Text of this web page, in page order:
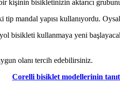
kişinin bisikletinizin aktarıcı
tip mandal yapısı kullanıyordu.
yol bisikleti kullanmaya yeni
olanı tercih edebilirsiniz.
Corelli bisiklet modellerinin